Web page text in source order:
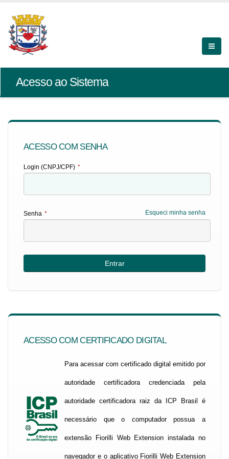
Acesso ao Sistema
ACESSO COM SENHA
Login (CNPJ/CPF) *
Esqueci minha senha
Senha *
ACESSO COM CERTIFICADO DIGITAL
Para acessar com certificado digital emitido por
autoridade certificadora credenciada pela
autoridade certificadora raiz da ICP Brasil é
necessário que o computador possua a
extensão Fiorilli Web Extension instalada no
navegador e o aplicativo Fiorilli Web Extension